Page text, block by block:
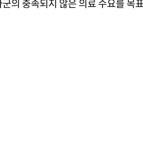
의 충족되지 않은 의료 수요를 목